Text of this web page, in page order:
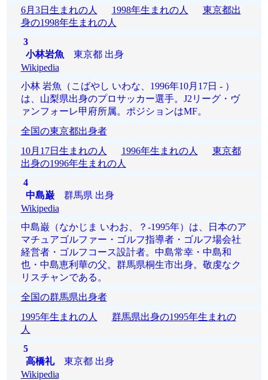
6月3日生まれの人
1998年生まれの人
東京都出
身の1998年生まれの人
3
小林岩魚 東京都 出身
Wikipedia
小林 岩魚（こばやし いわな、1996年10月17日 - ）
は、山梨県出身のプロサッカー選手。J2リーグ・ヴ
ァンフォーレ甲府所属。ポジションはMF。
全国の東京都出身者
10月17日生まれの人
1996年生まれの人
東京都
出身の1996年生まれの人
4
中島巌群馬県 出身
Wikipedia
中島巌（なかじま いわお、？-1995年）は、日本のア
マチュアゴルファー・ゴルフ指導者・ゴルフ場会社
経営者・ゴルフコース設計者。中島常幸・中島和
也・中島恵利華の父。群馬県桐生市出身。敬虔なク
リスチャンである。
全国の群馬県出身者
1995年生まれの人
群馬県出身の1995年生まれの
人
5
高橋礼東京都 出身
Wikipedia